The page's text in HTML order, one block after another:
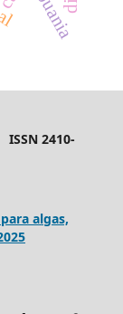
ISSN 2410-
algas,